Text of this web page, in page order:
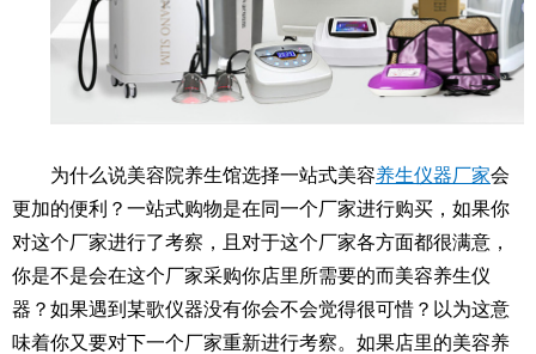
为什么说美容院养生馆选择一站式美容养生仪器厂家会
更加的便利？一站式购物是在同一个厂家进行购买，如果你
对这个厂家进行了考察，且对于这个厂家各方面都很满意，
你是不是会在这个厂家采购你店里所需要的而美容养生仪
器？如果遇到某歌仪器没有你会不会觉得很可惜？以为这意
味着你又要对下一个厂家重新进行考察。如果店里的美容养